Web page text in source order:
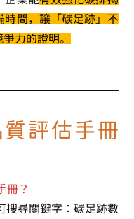
時間，讓「碳足跡」不
力的證明。
評估手冊
冊？
搜尋關鍵字：碳足跡數